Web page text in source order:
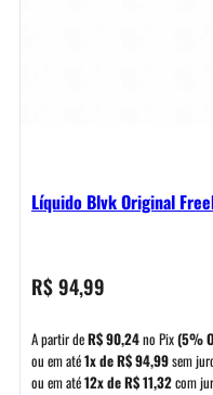
Líquido Blvk Original
R$94,99
A partir deR$90,24no Pix(5%
ou em até1x deR$94,99sem
ou em até12x deR$11,32com